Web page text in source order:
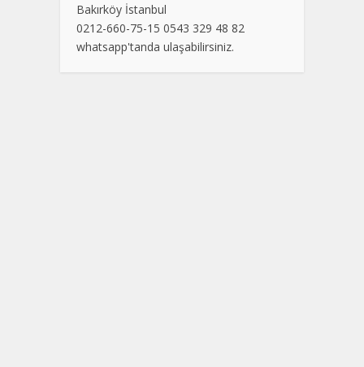
Bakırköy İstanbul
0212-660-75-15 0543 329 48 82
whatsapp'tanda ulaşabilirsiniz.